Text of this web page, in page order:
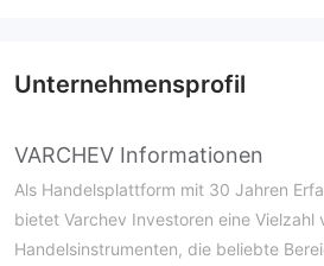
Unternehmensprofil
VARCHEV Informationen
Als Handelsplattform mit 30 Jahren
bietet Varchev Investoren eine Vielzahl
Handelsinstrumenten, die beliebte